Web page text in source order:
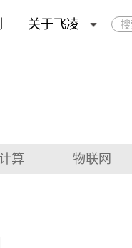
关于飞凌
算 物联网